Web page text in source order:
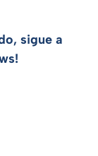
sigue a